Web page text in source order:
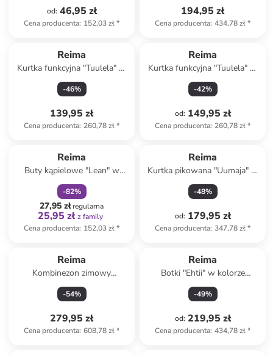
od: 46,95 zł
Cena producenta: 152,03 zł*
194,95 zł
Cena producenta: 434,78 zł*
Reima
Kurtka funkcyjna "Tuulela" w
kolorze czerwonym
-46%
139,95 zł
Cena producenta: 260,78 zł*
Reima
Kurtka funkcyjna "Tuulela" w
kolorze niebieskim
-42%
od: 149,95 zł
Cena producenta: 260,78 zł*
Reima
Buty kąpielowe "Lean" w
kolorze granatowym
-82%
27,95 złregularna
25,95 zł z family
Cena producenta: 152,03 zł*
Reima
Kurtka pikowana "Uumaja" w
kolorze jasnoróżowym
-48%
od: 179,95 zł
Cena producenta: 347,78 zł*
Reima
Kombinezon zimowy
"Kaunisto" w kolorze
jasnoróżowym
-54%
279,95 zł
Cena producenta: 608,78 zł*
Reima
Botki "Ehtii" w kolorze
czarnym
-49%
od: 219,95 zł
Cena producenta: 434,78 zł*